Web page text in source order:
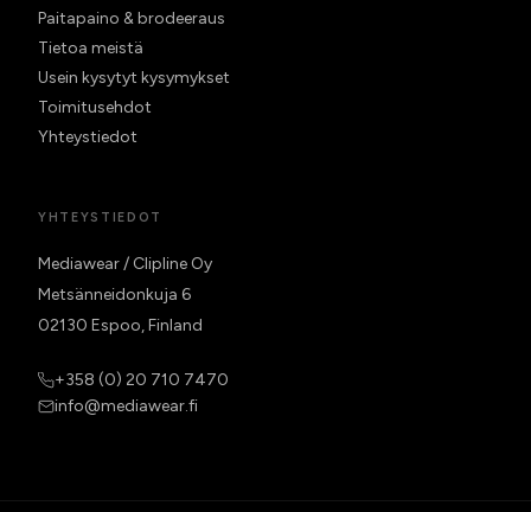
Paitapaino & brodeeraus
Tietoa meistä
Usein kysytyt kysymykset
Toimitusehdot
Yhteystiedot
YHTEYSTIEDOT
Mediawear / Clipline Oy
Metsänneidonkuja 6
02130 Espoo, Finland
+358 (0) 20 710 7470
info@mediawear.fi